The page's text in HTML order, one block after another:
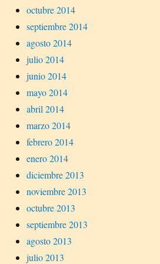
octubre 2014
septiembre 2014
agosto 2014
julio 2014
junio 2014
mayo 2014
abril 2014
marzo 2014
febrero 2014
enero 2014
diciembre 2013
noviembre 2013
octubre 2013
septiembre 2013
agosto 2013
julio 2013